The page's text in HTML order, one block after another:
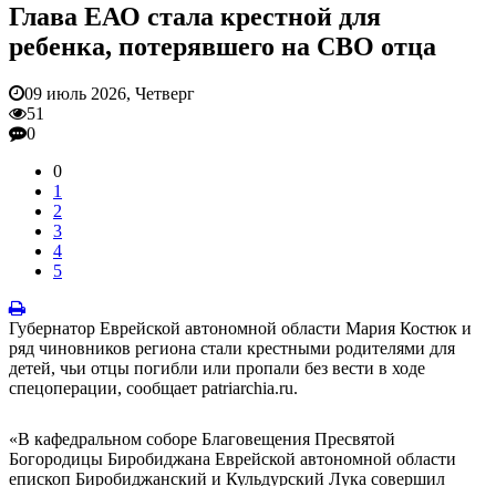
Глава ЕАО стала крестной для
ребенка, потерявшего на СВО отца
09 июль 2026, Четверг
51
0
0
1
2
3
4
5
Губернатор Еврейской автономной области Мария Костюк и
ряд чиновников региона стали крестными родителями для
детей, чьи отцы погибли или пропали без вести в ходе
спецоперации, сообщает patriarchia.ru.
«В кафедральном соборе Благовещения Пресвятой
Богородицы Биробиджана Еврейской автономной области
епископ Биробиджанский и Кульдурский Лука совершил